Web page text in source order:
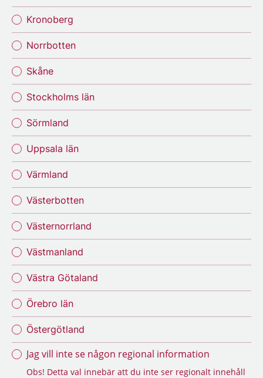
Kronoberg
Norrbotten
Skåne
Stockholms län
Sörmland
Uppsala län
Värmland
Västerbotten
Västernorrland
Västmanland
Västra Götaland
Örebro län
Östergötland
Jag vill inte se någon regional information
Obs! Detta val innebär att du inte ser regionalt innehåll